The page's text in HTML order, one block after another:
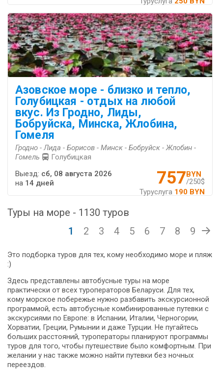
Азовское море - близко и тепло,
Голубицкая - отдых на любой
вкус. Из Гродно, Лиды,
Бобруйска, Минска, Жлобина,
Гомеля
Гродно - Лида - Борисов - Минск - Бобруйск - Жлобин -
Гомель
Голубицкая
757BYN
/250$
Туруслуга 190 BYN
Выезд: сб, 08 августа 2026
на 14 дней
Туры на море - 1130 туров
1
2 3 4 5 6 7 8 9
Это подборка туров для тех, кому необходимо море и пляж
:)
Здесь представлены автобусные туры на море
практически от всех туроператоров Беларуси. Для тех,
кому морское побережье нужно разбавить экскурсионной
программой, есть автобусные комбинированные путевки с
экскурсиями по Европе: в Испании, Италии, Черногории,
Хорватии, Греции, Румынии и даже Турции. Не пугайтесь
больших расстояний, туроператоры планируют программы
туров для того, чтобы путешествие было комфортным. При
желании у нас также можно найти путевки без ночных
переездов.